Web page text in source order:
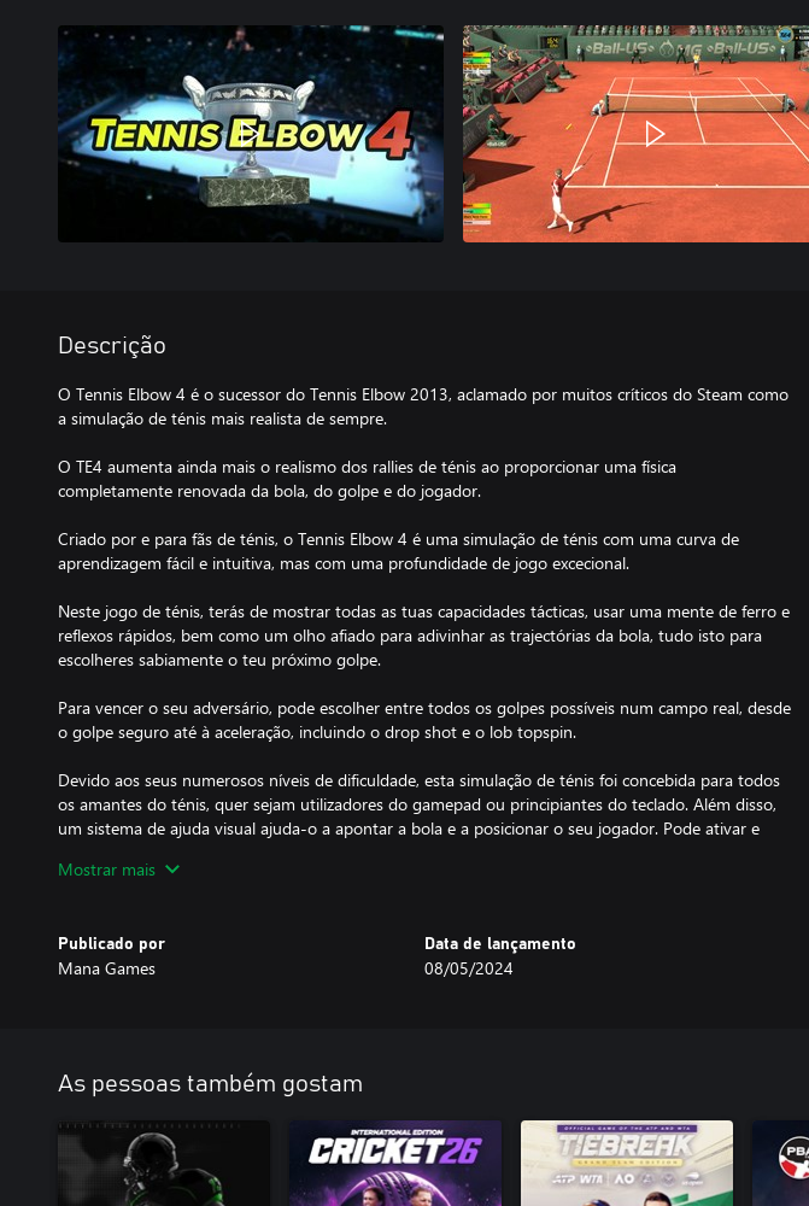
Descrição
O Tennis Elbow 4 é o sucessor do Tennis Elbow 2013, aclamado por muitos críticos do Steam como
a simulação de ténis mais realista de sempre.
O TE4 aumenta ainda mais o realismo dos rallies de ténis ao proporcionar uma física
completamente renovada da bola, do golpe e do jogador.
Criado por e para fãs de ténis, o Tennis Elbow 4 é uma simulação de ténis com uma curva de
aprendizagem fácil e intuitiva, mas com uma profundidade de jogo excecional.
Neste jogo de ténis, terás de mostrar todas as tuas capacidades tácticas, usar uma mente de ferro e
reflexos rápidos, bem como um olho afiado para adivinhar as trajectórias da bola, tudo isto para
escolheres sabiamente o teu próximo golpe.
Para vencer o seu adversário, pode escolher entre todos os golpes possíveis num campo real, desde
o golpe seguro até à aceleração, incluindo o drop shot e o lob topspin.
Devido aos seus numerosos níveis de dificuldade, esta simulação de ténis foi concebida para todos
os amantes do ténis, quer sejam utilizadores do gamepad ou principiantes do teclado. Além disso,
um sistema de ajuda visual ajuda-o a apontar a bola e a posicionar o seu jogador. Pode ativar e
mais de 400 torneios por ano, desde as qualificações para os torneios juniores de baixo nível até às
finais dos eventos profissionais de alto nível, tanto em competição de singulares como de pares,
Pode jogar a pares com 4 jogadores humanos num só computador, mas não através de LAN ou
Internet.
Mostrar mais
Publicado por
Mana Games
Data de lançamento
08/05/2024
As pessoas também gostam